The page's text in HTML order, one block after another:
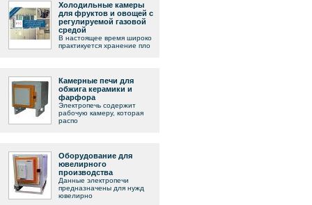
Холодильные камеры
для фруктов и овощей с
регулируемой газовой
средой
В настоящее время широко
практикуется хранение пло
Камерные печи для
обжига керамики и
фарфора
Электропечь содержит
рабочую камеру, которая
распо
Оборудование для
ювелирного
производства
Данные электропечи
предназначены для нужд
ювелирно